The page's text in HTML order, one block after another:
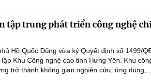
tập trung phát triển công nghệ
Hồ Quốc Dũng vừa ký Quyết định số 1499/
Khu Công nghệ cao tỉnh Hưng Yên. Khu
trở thành không gian nghiên cứu, ứng